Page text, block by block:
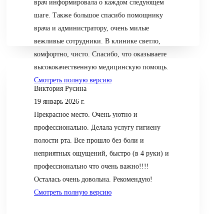
врач информировала о каждом следующем
шаге. Также большое спасибо помощнику
врача и администратору, очень милые
вежливые сотрудники. В клинике светло,
комфортно, чисто. Спасибо, что оказываете
высококачественную медицинскую помощь.
Смотреть полную версию
Виктория Русина
19 январь 2026 г.
Прекрасное место. Очень уютно и
профессионально. Делала услугу гигиену
полости рта. Все прошло без боли и
неприятных ощущений, быстро (в 4 руки) и
профессионально что очень важно!!!!
Осталась очень довольна. Рекомендую!
Смотреть полную версию